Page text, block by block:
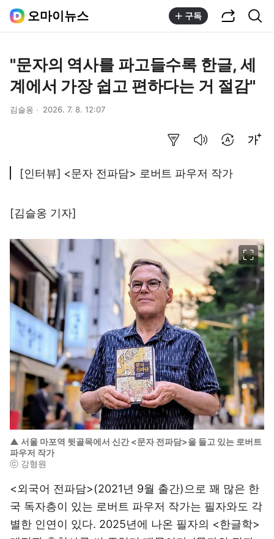
오마이뉴스 구독
"문자의 역사를 파고들수록 한글, 세
계에서 가장 쉽고 편하다는 거 절감"
김슬옹 2026. 7. 8. 12:07
[인터뷰] <문자 전파담> 로버트 파우저 작가
[김슬옹 기자]
▲ 서울 마포역 뒷골목에서 신간 <문자 전파담>을 들고 있는 로버트
파우저 작가
ⓒ 강형원
<외국어 전파담>(2021년 9월 출간)으로 꽤 많은 한
국 독자층이 있는 로버트 파우저 작가는 필자와도 각
별한 인연이 있다. 2025년에 나온 필자의 <한글학>